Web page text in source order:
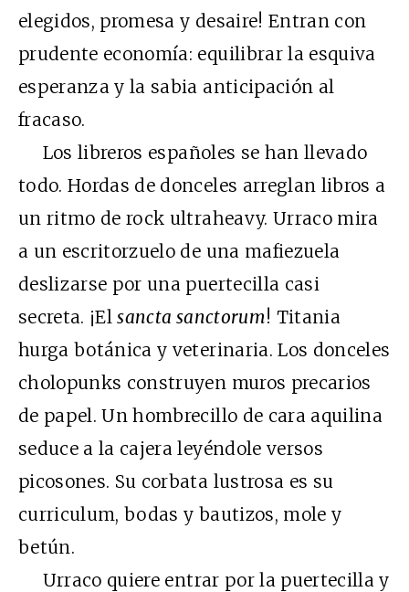
elegidos, promesa y desaire! Entran con
prudente economía: equilibrar la esquiva
esperanza y la sabia anticipación al
fracaso.
Los libreros españoles se han llevado
todo. Hordas de donceles arreglan libros a
un ritmo de rock ultraheavy. Urraco mira
a un escritorzuelo de una mafiezuela
deslizarse por una puertecilla casi
secreta. ¡Elsancta sanctorum! Titania
hurga botánica y veterinaria. Los donceles
cholopunks construyen muros precarios
de papel. Un hombrecillo de cara aquilina
seduce a la cajera leyéndole versos
picosones. Su corbata lustrosa es su
curriculum, bodas y bautizos, mole y
betún.
Urraco quiere entrar por la puertecilla y